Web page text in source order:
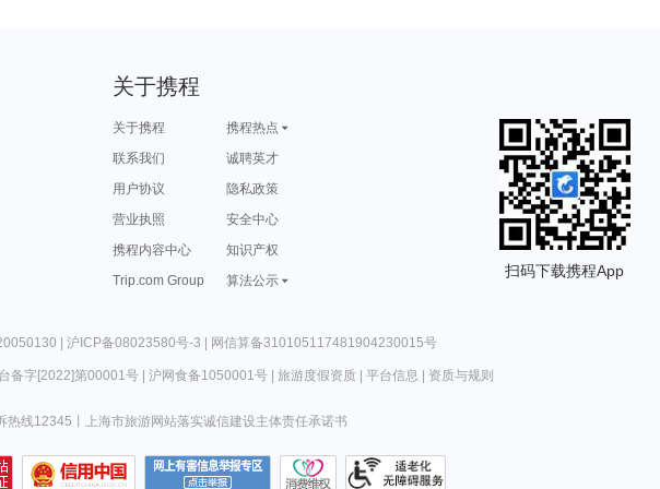
关于携程
关于携程
携程热点
联系我们
诚聘英才
用户协议
隐私政策
营业执照
安全中心
携程内容中心
知识产权
Trip.com Group
算法公示
扫码下载携程App
| 沪ICP备08023580号-3 | 网信算备310105117481904230015号
备字[2022]第00001号| 沪网食备1050001号| 旅游度假资质| 平台信息 资质与规则
热线12345 上海市旅游网站落实诚信建设主体责任承诺书